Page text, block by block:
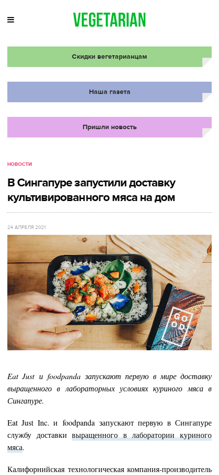
Скидки вегетарианцам
Наша газета
Пришли новость
НОВОСТИ
В Сингапуре запустили доставку
культивированного мяса на дом
24 АПРЕЛЯ 2021
Eat Justи foodpandaзапускают первую в мире доставку
выращенного в лабораторных условиях куриного мяса в
Сингапуре.
Eat Just Inc. и foodpanda запускают первую в Сингапуре
службу доставкивыращенного в лаборатории куриного
мяса.
Калифорнийская технологическая компания-производитель